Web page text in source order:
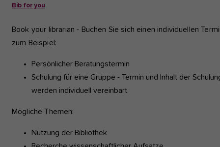
Bib for you
Book your librarian - Buchen Sie sich einen individuellen
zum Beispiel:
Persönlicher Beratungstermin
Schulung für eine Gruppe - Termin und Inhalt der
werden individuell vereinbart
Mögliche Themen:
Nutzung der Bibliothek